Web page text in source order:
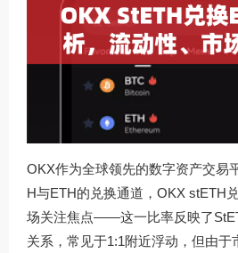
OKX作为全球领先的数字资产交易
H与ETH的兑换通道，OKX stETH
场关注焦点——这一比率反映了
关系，常见于1:1附近浮动，但由于